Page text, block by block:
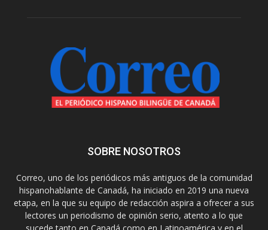
SOBRE NOSOTROS
Correo, uno de los periódicos más antiguos de la comunidad
hispanohablante de Canadá, ha iniciado en 2019 una nueva
etapa, en la que su equipo de redacción aspira a ofrecer a sus
lectores un periodismo de opinión serio, atento a lo que